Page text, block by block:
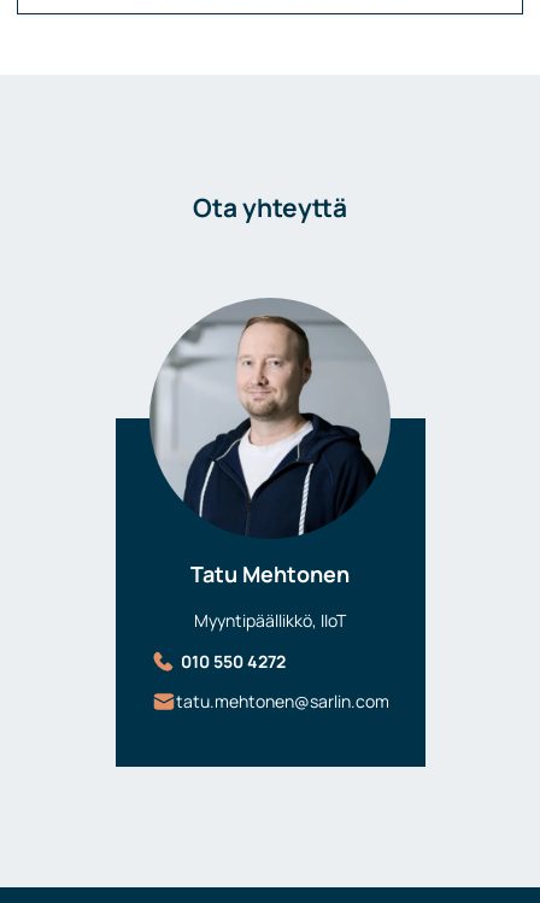
Ota yhteyttä
Tatu Mehtonen
Myyntipäällikkö, IIoT
010 550 4272
tatu.mehtonen@sarlin.com